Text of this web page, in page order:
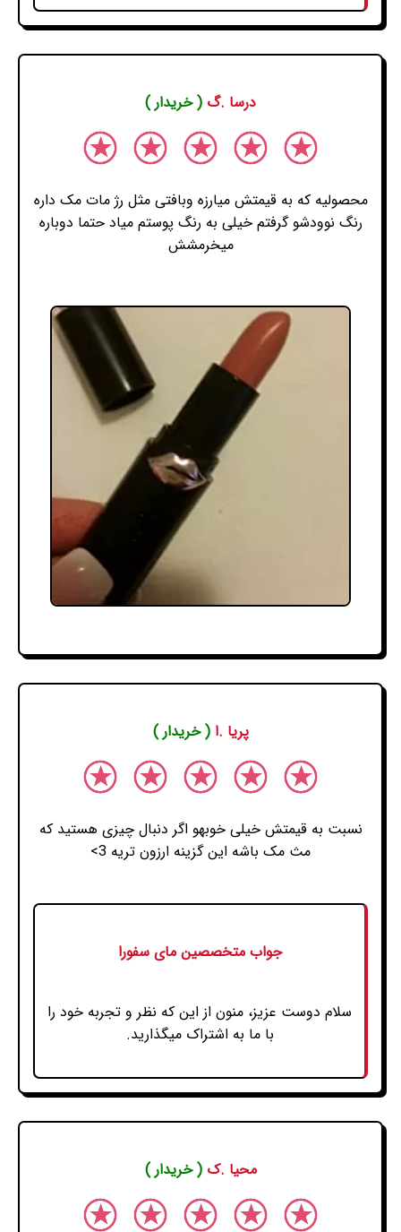
درسا .گ ( خریدار )
محصولیه که به قیمتش میارزه وبافتی مثل رژ مات مک داره
رنگ نوودشو گرفتم خیلی به رنگ پوستم میاد حتما دوباره
میخرمشش
پریا .ا( خریدار )
نسبت به قیمتش خیلی خوبهو اگر دنبال چیزی هستید که
مث مک باشه این گزینه ارزون تریه 3>
جواب متخصصین مای سفورا
سلام دوست عزیز، منون از این که نظر و تجربه خود را
با ما به اشتراک میگذارید.
محیا .ک( خریدار )